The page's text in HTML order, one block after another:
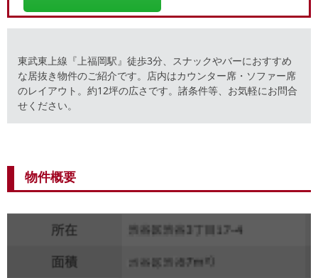
東武東上線『上福岡駅』徒歩3分、スナックやバーにおすすめ
な居抜き物件のご紹介です。店内はカウンター席・ソファー席
のレイアウト。約12坪の広さです。諸条件等、お気軽にお問合
せください。
物件概要